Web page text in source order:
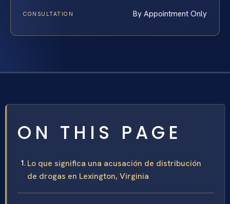
CONSULTATION By Appointment Only
ON THIS PAGE
Lo que significa una acusación de distribución
de drogas en Lexington, Virginia